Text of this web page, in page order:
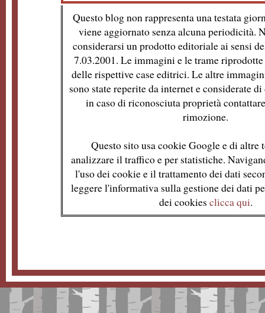
Questo blog non rappresenta una testata
viene aggiornato senza alcuna periodicità.
considerarsi un prodotto editoriale ai sensi
7.03.2001. Le immagini e le trame
delle rispettive case editrici. Le altre
sono state reperite da internet e considerate
in caso di riconosciuta proprietà
rimozione.
Questo sito usa cookie Google e di altre
analizzare il traffico e per statistiche.
l'uso dei cookie e il trattamento dei dati
leggere l'informativa sulla gestione dei dati
dei cookies clicca qui.